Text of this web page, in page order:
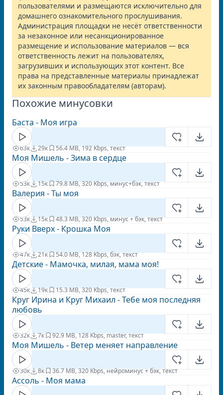
пользователями и размещаются исключительно для
домашнего ознакомительного прослушивания.
Администрация площадки не несёт ответственности
за незаконное или несанкционированное
размещение и использование материалов — вся
ответственность лежит на пользователях,
загрузивших и использующих этот контент. Все
права на представленные материалы принадлежат
их законным правообладателям (авторам).
Похожие минусовки
Баста - Моя игра
63к 29к 56.4 MB, 192 Kbps, текст
Моя Мишель - Зима в сердце
53к 15к 79.8 MB, 320 Kbps, минус+бэк, текст
Валерия - Ты моя
53к 15к 48.3 MB, 320 Kbps, минус + бэк, текст
Руки Вверх - Крошка Моя
47к 21к 54.0 MB, 128 Kbps, бэк, текст
Детские - Мамочка, милая, мама моя!
45к 19к 15.3 MB, 320 Kbps, текст
Круг Ирина и Круг Михаил - Тебе моя последняя
любовь
32к 7к 92.9 MB, 128 Kbps, master, текст
Моя Мишель - Ветер меняет направление
30к 8к 36.7 MB, 320 Kbps, нейроминус + бэк, текст
Ассоль - Моя мама